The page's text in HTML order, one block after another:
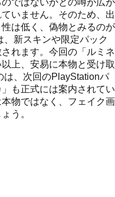
ではないかとの噂が広が
いません。そのため、出
は低く、偽物とみるのが
、新スキンや限定パック
れます。今回の「ルミネ
上、安易に本物と受け取
は、次回のPlayStationパ
も正式には案内されてい
物ではなく、フェイク画
う。